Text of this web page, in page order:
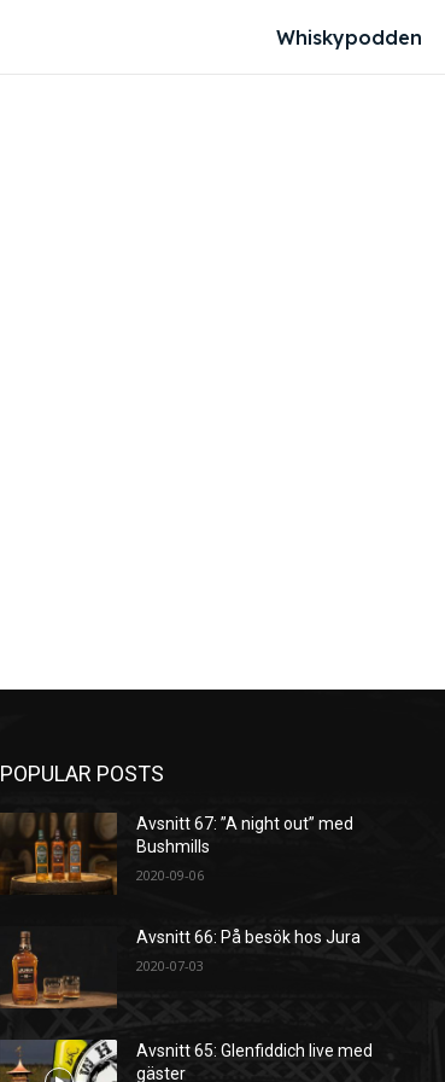
Whiskypodden
POPULAR POSTS
Avsnitt 67: ”A night out” med
Bushmills
2020-09-06
Avsnitt 66: På besök hos Jura
2020-07-03
Avsnitt 65: Glenfiddich live med
gäster